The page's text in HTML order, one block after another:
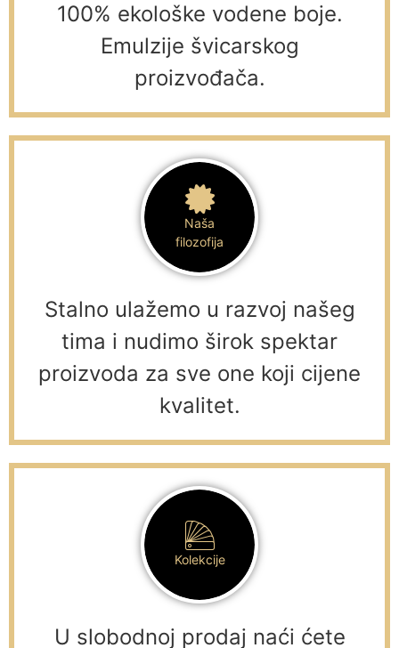
100% ekološke vodene boje.
Emulzije švicarskog
proizvođača.
Naša
filozofija
Stalno ulažemo u razvoj našeg
tima i nudimo širok spektar
proizvoda za sve one koji cijene
kvalitet.
Kolekcije
U slobodnoj prodaj naći ćete